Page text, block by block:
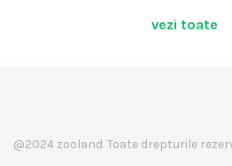
vezi toate
@2024 zooland. Toate drepturile